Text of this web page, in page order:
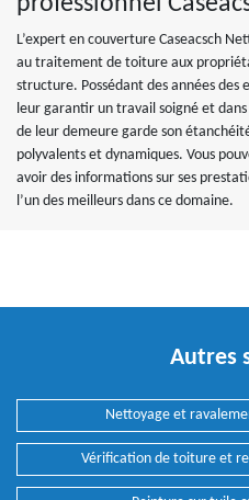
L’expert en couverture Caseacsch
au traitement de toiture aux
structure. Possédant des années des
leur garantir un travail soigné et
de leur demeure garde son
polyvalents et dynamiques. Vous
avoir des informations sur ses
l’un des meilleurs dans ce domaine.
Autres
Nettoyage et
Vérification de toiture et